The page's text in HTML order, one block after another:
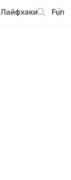
Лайфхаки Fun